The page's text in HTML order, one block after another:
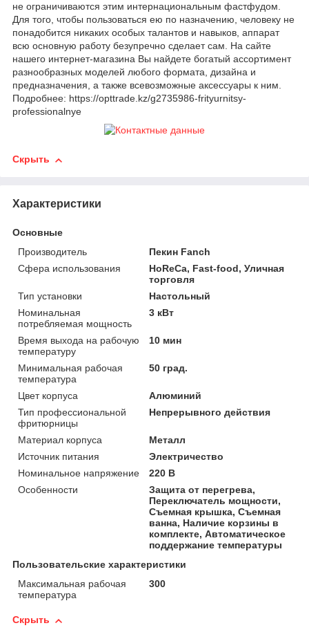
не ограничиваются этим интернациональным фастфудом.
Для того, чтобы пользоваться ею по назначению, человеку не
понадобится никаких особых талантов и навыков, аппарат
всю основную работу безупречно сделает сам. На сайте
нашего интернет-магазина Вы найдете богатый ассортимент
разнообразных моделей любого формата, дизайна и
предназначения, а также всевозможные аксессуары к ним.
Подробнее: https://opttrade.kz/g2735986-frityurnitsy-
professionalnye
Скрыть
Характеристики
Основные
Производитель
Пекин Fanch
Сфера использования
HoReCa, Fast-food, Уличная
торговля
Тип установки
Настольный
Номинальная
потребляемая мощность
3 кВт
Время выхода на рабочую
температуру
10 мин
Минимальная рабочая
температура
50 град.
Цвет корпуса
Алюминий
Тип профессиональной
фритюрницы
Непрерывного действия
Материал корпуса
Металл
Источник питания
Электричество
Номинальное напряжение
220 В
Особенности
Защита от перегрева,
Переключатель мощности,
Съемная крышка, Съемная
ванна, Наличие корзины в
комплекте, Автоматическое
поддержание температуры
Пользовательские характеристики
Максимальная рабочая
температура
300
Скрыть